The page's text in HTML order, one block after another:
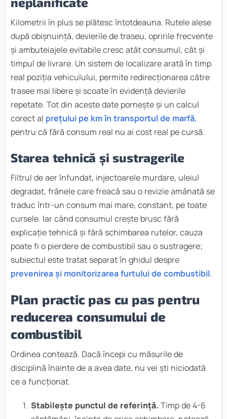
Kilometrii în plus se plătesc întotdeauna. Rutele alese
după obișnuință, devierile de traseu, opririle frecvente
și ambuteiajele evitabile cresc atât consumul, cât și
timpul de livrare. Un sistem de localizare arată în timp
real poziția vehiculului, permite redirecționarea către
trasee mai libere și scoate în evidență devierile
repetate. Tot din aceste date pornește și un calcul
corect al prețului pe km în transportul de marfă,
pentru că fără consum real nu ai cost real pe cursă.
Starea tehnică și sustragerile
Filtrul de aer înfundat, injectoarele murdare, uleiul
degradat, frânele care freacă sau o revizie amânată se
traduc într-un consum mai mare, constant, pe toate
cursele. Iar când consumul crește brusc fără
explicație tehnică și fără schimbarea rutelor, cauza
poate fi o pierdere de combustibil sau o sustragere;
subiectul este tratat separat în ghidul despre
prevenirea și monitorizarea furtului de combustibil.
Plan practic pas cu pas pentru
reducerea consumului de
combustibil
Ordinea contează. Dacă începi cu măsurile de
disciplină înainte de a avea date, nu vei ști niciodată
ce a funcționat.
Stabilește punctul de referință. Timp de 4-6